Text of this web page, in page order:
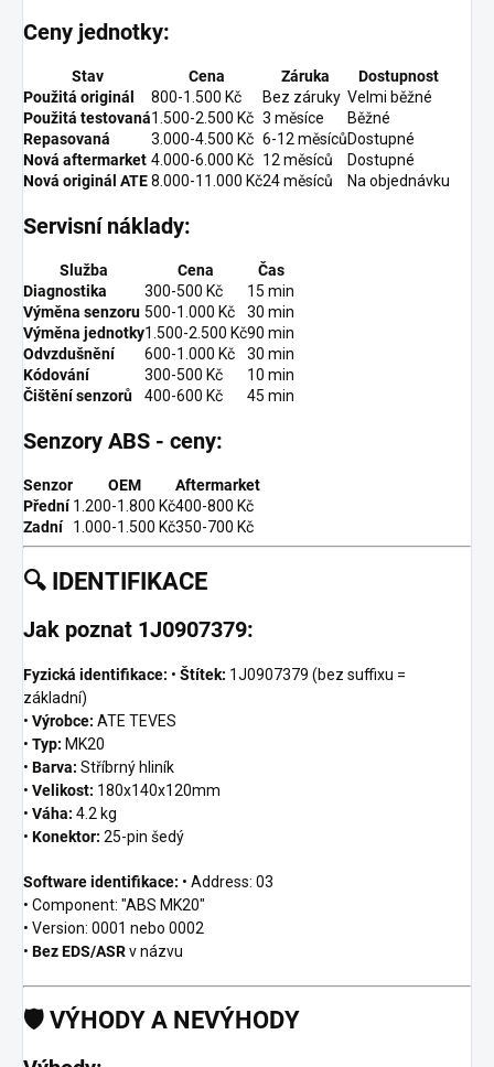
Ceny jednotky:
Stav Cena Záruka
Dostupnost
Použitá originál
800-1.500 Kč Bez záruky Velmi běžné
Použitá testovaná1.500-2.500 Kč 3 měsíce
Běžné
Repasovaná
3.000-4.500 Kč 6-12 měsícůDostupné
Nová aftermarket 4.000-6.000 Kč 12 měsíců
Dostupné
Nová originál ATE8.000-11.000 Kč24 měsíců Na objednávku
Servisní náklady:
Služba Cena
Čas
Diagnostika
300-500 Kč
15 min
Výměna senzoru 500-1.000 Kč
30 min
Výměna jednotky1.500-2.500 Kč90 min
Odvzdušnění
600-1.000 Kč
30 min
Kódování
300-500 Kč
10 min
Čištění senzorů
400-600 Kč 45 min
Senzory ABS - ceny:
Senzor OEM
Aftermarket
Přední 1.200-1.800 Kč400-800 Kč
Zadní
1.000-1.500 Kč350-700 Kč
🔍 IDENTIFIKACE
Jak poznat 1J0907379:
Fyzická identifikace: • Štítek: 1J0907379 (bez suffixu =
základní)
• Výrobce: ATE TEVES
• Typ: MK20
• Barva: Stříbrný hliník
• Velikost: 180x140x120mm
• Váha: 4.2 kg
• Konektor: 25-pin šedý
Software identifikace: • Address: 03
• Component: "ABS MK20"
• Version: 0001 nebo 0002
• Bez EDS/ASRv názvu
🛡️ VÝHODY A NEVÝHODY